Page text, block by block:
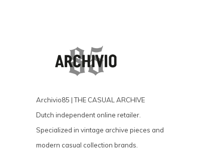
Archivio85 | THE CASUAL ARCHIVE
Dutch independent online retailer.
Specialized in vintage archive pieces and
modern casual collection brands.